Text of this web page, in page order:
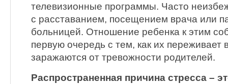
телевизионные программы. Часто
с расставанием, посещением врача или
больницей. Отношение ребенка к этим
первую очередь с тем, как их переживает
заражаются от тревожности родителей.
Распространенная причина стресса –